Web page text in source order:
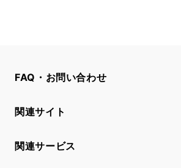
FAQ・お問い合わせ
関連サイト
関連サービス